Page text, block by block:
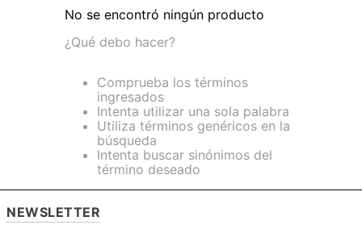
No se encontró ningún producto
¿Qué debo hacer?
Comprueba los términos
ingresados
Intenta utilizar una sola palabra
Utiliza términos genéricos en la
búsqueda
Intenta buscar sinónimos del
término deseado
NEWSLETTER